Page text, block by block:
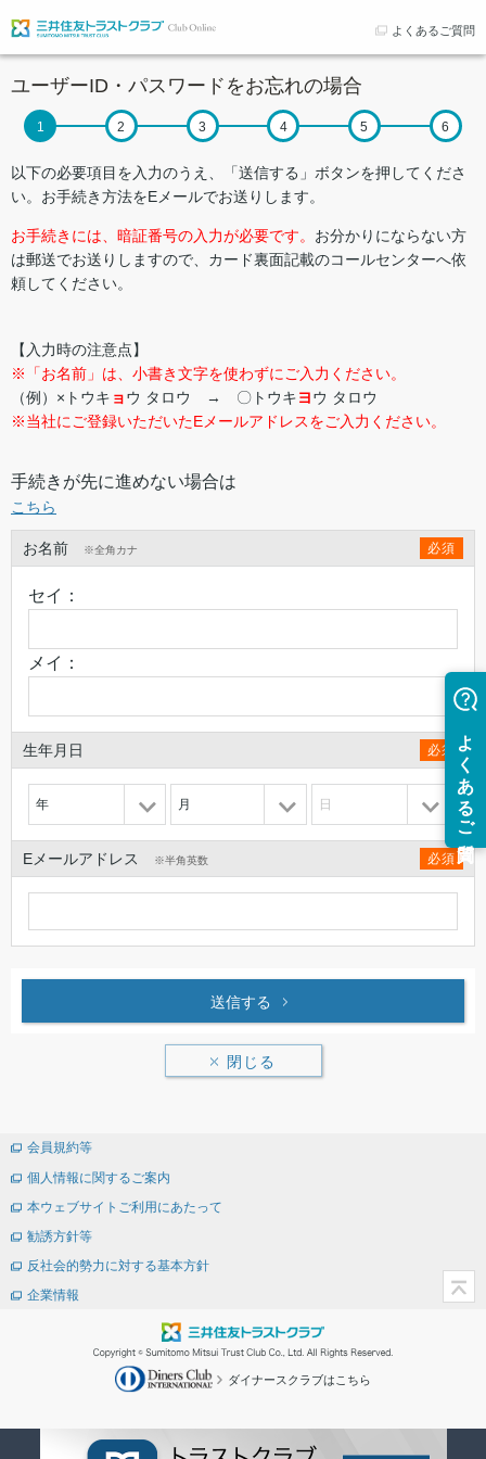
よくあるご質問
ユーザーID・パスワードをお忘れの場合
以下の必要項目を入力のうえ、「送信する」ボタンを押してくださ
い。お手続き方法をEメールでお送りします。
お手続きには、暗証番号の入力が必要です。 お分かりにならない方
は郵送でお送りしますので、カード裏面記載のコールセンターへ依
頼してください。
【入力時の注意点】
※「お名前」は、小書き文字を使わずにご入力ください。
（例）×トウキ ョウ タロウ → 〇トウキヨウ タロウ
※当社にご登録いただいたEメールアドレスをご入力ください。
手続きが先に進めない場合は
こちら
お名前 ※全角カナ 必須
セイ：
メイ：
生年月日 必須
年 月 日
Eメールアドレス ※半角英数 必須
送信する
閉じる
会員規約等
個人情報に関するご案内
本ウェブサイトご利用にあたって
勧誘方針等
反社会的勢力に対する基本方針
企業情報
ダイナースクラブはこちら